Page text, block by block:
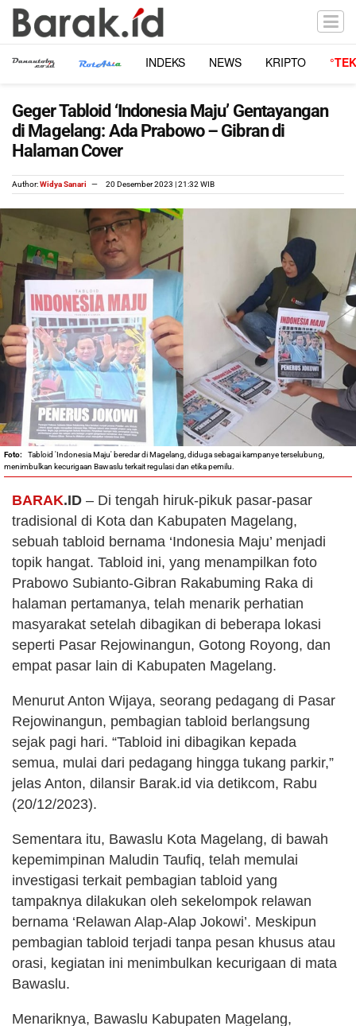
INDEKS NEWS KRIPTO
Geger Tabloid ‘Indonesia Maju’ Gentayangan
di Magelang: Ada Prabowo – Gibran di
Halaman Cover
Author:Widya Sanari 20 Desember 2023 | 21:32 WIB
Tabloid 'Indonesia Maju' beredar di Magelang, diduga sebagai kampanye terselubung,
menimbulkan kecurigaan Bawaslu terkait regulasi dan etika pemilu.
BARAK.ID – Di tengah hiruk-pikuk pasar-pasar
tradisional di Kota dan Kabupaten Magelang,
sebuah tabloid bernama ‘Indonesia Maju’ menjadi
topik hangat. Tabloid ini, yang menampilkan foto
Prabowo Subianto-Gibran Rakabuming Raka di
halaman pertamanya, telah menarik perhatian
masyarakat setelah dibagikan di beberapa lokasi
seperti Pasar Rejowinangun, Gotong Royong, dan
empat pasar lain di Kabupaten Magelang.
Menurut Anton Wijaya, seorang pedagang di Pasar
Rejowinangun, pembagian tabloid berlangsung
sejak pagi hari. “Tabloid ini dibagikan kepada
semua, mulai dari pedagang hingga tukang parkir,”
jelas Anton, dilansir Barak.id via detikcom, Rabu
(20/12/2023).
Sementara itu, Bawaslu Kota Magelang, di bawah
kepemimpinan Maludin Taufiq, telah memulai
investigasi terkait pembagian tabloid yang
tampaknya dilakukan oleh sekelompok relawan
bernama ‘Relawan Alap-Alap Jokowi’. Meskipun
pembagian tabloid terjadi tanpa pesan khusus atau
orasi, kegiatan ini menimbulkan kecurigaan di mata
Bawaslu.
Menariknya, Bawaslu Kabupaten Magelang,